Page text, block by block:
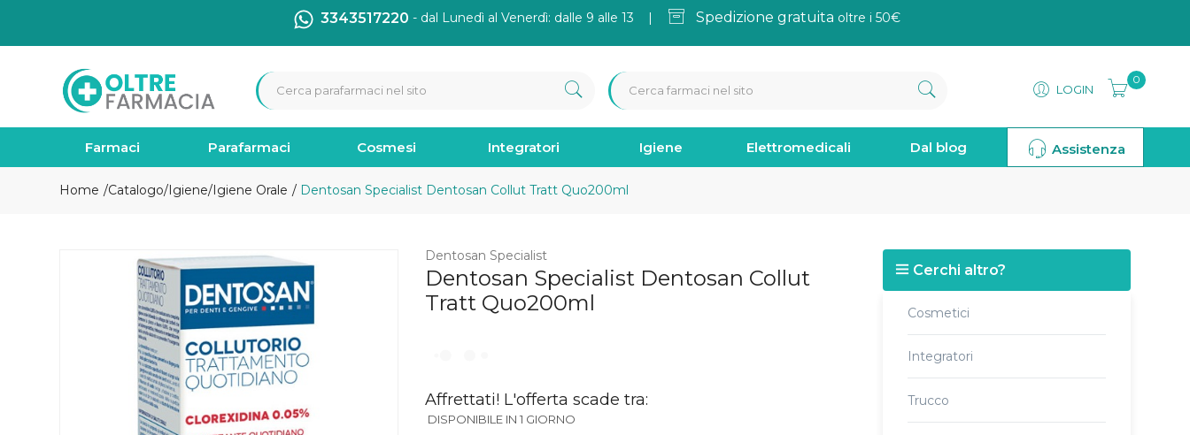
3343517220 - dal Lunedì al Venerdì: dalle 9 alle 13 | Spedizione gratuita oltre i 50€
LOGIN
0
Farmaci Parafarmaci Cosmesi Integratori Igiene Elettromedicali Dal blog Assistenza
Home Catalogo/Igiene/Igiene Orale Dentosan Specialist Dentosan Collut Tratt Quo200ml
Dentosan Specialist
Dentosan Specialist Dentosan Collut
Tratt Quo200ml
Affrettati! L'offerta scade tra:
DISPONIBILE IN 1 GIORNO
Cerchi altro?
Cosmetici
Integratori
Trucco